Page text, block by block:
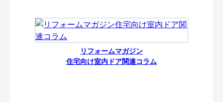
リフォームマガジン
住宅向け室内ドア関連コラム